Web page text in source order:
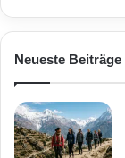
Neueste Beiträge